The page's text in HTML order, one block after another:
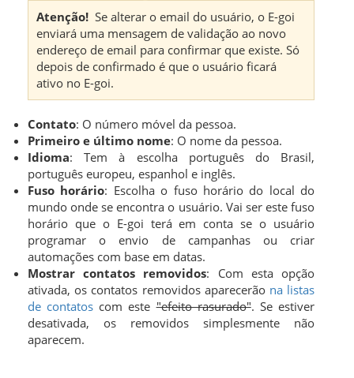
Atenção! Se alterar o email do usuário, o E-goi
enviará uma mensagem de validação ao novo
endereço de email para confirmar que existe. Só
depois de confirmado é que o usuário ficará
ativo no E-goi.
Contato: O número móvel da pessoa.
Primeiro e último nome: O nome da pessoa.
Idioma: Tem à escolha português do Brasil,
português europeu, espanhol e inglês.
Fuso horário: Escolha o fuso horário do local do
mundo onde se encontra o usuário. Vai ser este fuso
horário que o E-goi terá em conta se o usuário
programar o envio de campanhas ou criar
automações com base em datas.
Mostrar contatos removidos: Com esta opção
ativada, os contatos removidos aparecerão na listas
de contatos com este"efeito rasurado". Se estiver
desativada, os removidos simplesmente não
aparecem.